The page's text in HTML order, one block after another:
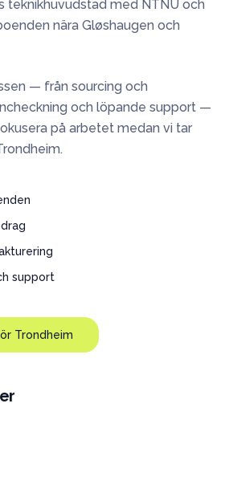
teknikhuvudstad med NTNU och
nära Gløshaugen och
— från sourcing och
och löpande support —
på arbetet medan vi tar
.
support
Trondheim